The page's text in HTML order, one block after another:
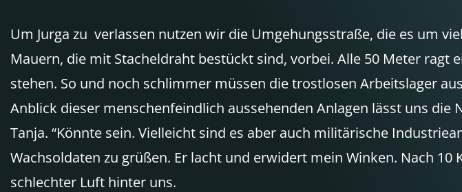
Um Jurga zu verlassen nutzen wir die Umgehungsstraße, die es um
Mauern, die mit Stacheldraht bestückt sind, vorbei. Alle 50 Meter
stehen. So und noch schlimmer müssen die trostlosen Arbeitslager
Anblick dieser menschenfeindlich aussehenden Anlagen lässt uns die
Tanja. “Könnte sein. Vielleicht sind es aber auch militärische
Wachsoldaten zu grüßen. Er lacht und erwidert mein Winken. Nach
schlechter Luft hinter uns.